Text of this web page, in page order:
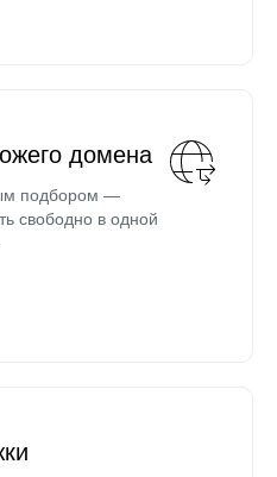
домена
подбором —
свободно в одной